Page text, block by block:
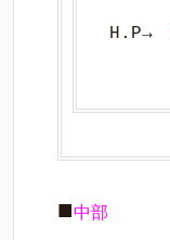
H.P→
■中部